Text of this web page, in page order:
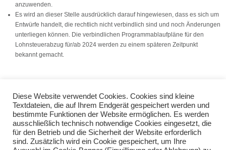
anzuwenden.
Es wird an dieser Stelle ausdrücklich darauf hingewiesen, dass es sich um
Entwürfe handelt, die rechtlich nicht verbindlich sind und noch Änderungen
unterliegen können. Die verbindlichen Programmablaufpläne für den
Lohnsteuerabzug für/ab 2024 werden zu einem späteren Zeitpunkt
bekannt gemacht.
(VSH Dienstleistungs GmbH)
Kassen: Aktuelle Version der DSFinV-K
Bürokratieentlastungsgesetz IV
Diese Website verwendet Cookies. Cookies sind kleine
Textdateien, die auf Ihrem Endgerät gespeichert werden und
bestimmte Funktionen der Website ermöglichen. Es werden
ausschließlich technisch notwendige Cookies eingesetzt, die
für den Betrieb und die Sicherheit der Website erforderlich
sind. Zusätzlich wird ein Cookie gespeichert, um Ihre